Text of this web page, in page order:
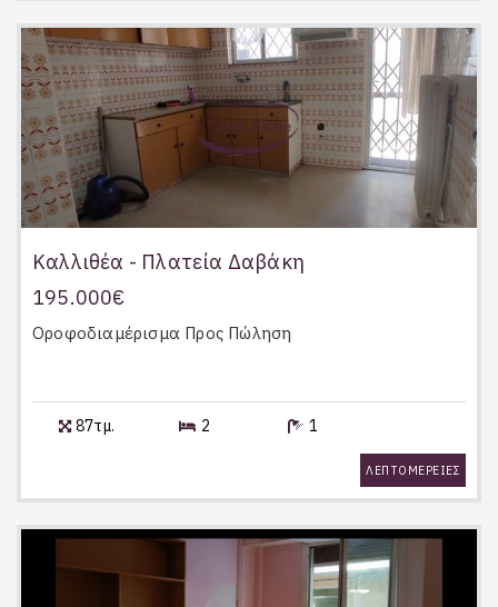
Καλλιθέα - Πλατεία Δαβάκη
195.000€
Οροφοδιαμέρισμα Προς Πώληση
87τμ. 2 1
ΛΕΠΤΟΜΕΡΕΙΕΣ